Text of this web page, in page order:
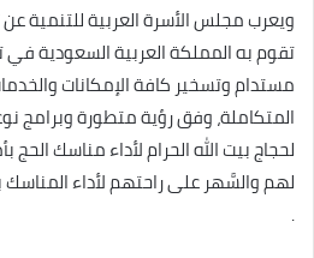
ويعرب مجلس الأسرة العربية للتنمية عن
تقوم به المملكة العربية السعودية
مستدام وتسخير كافة الإمكانات
المتكاملة، وفق رؤية متطورة وبرامج
لحجاج بيت الله الحرام لأداء مناسك الحج
لهم والسَّهر على راحتهم لأداء
.